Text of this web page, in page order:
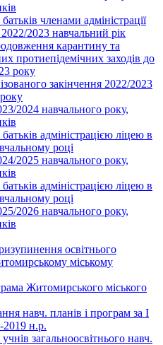
членами адміністрації
2023 навчальний рік
карантину та
протиепідемічних заходів до
року
закінчення 2022/2023
2024 навчального року,
адміністрацією ліцею в
році
2025 навчального року,
адміністрацією ліцею в
році
2026 навчального року,
освітнього
міському
Житомирського міського
навч. планів і програм за І
2019 н.р.
загальноосвітнього навч.